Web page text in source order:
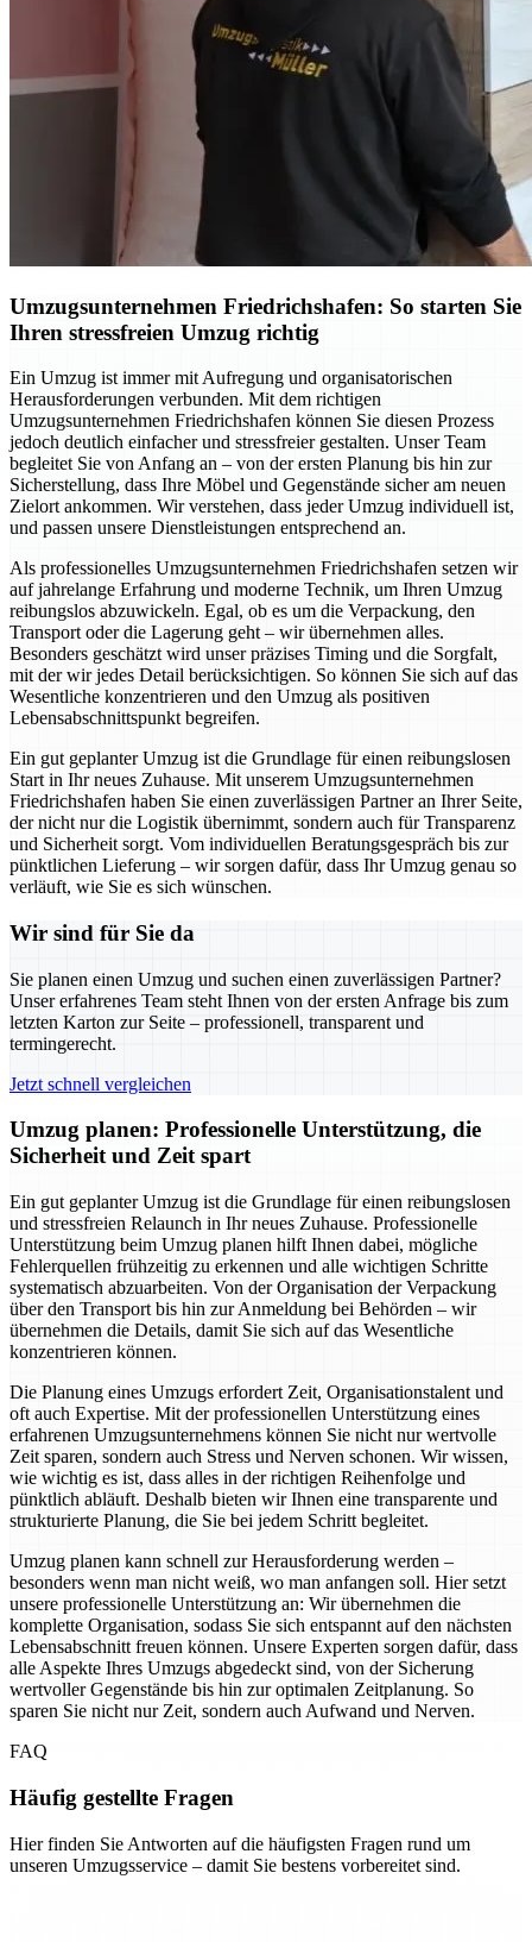
Umzugsunternehmen Friedrichshafen: So starten Sie
Ihren stressfreien Umzug richtig
Ein Umzug ist immer mit Aufregung und organisatorischen
Herausforderungen verbunden. Mit dem richtigen
Umzugsunternehmen Friedrichshafen können Sie diesen Prozess
jedoch deutlich einfacher und stressfreier gestalten. Unser Team
begleitet Sie von Anfang an – von der ersten Planung bis hin zur
Sicherstellung, dass Ihre Möbel und Gegenstände sicher am neuen
Zielort ankommen. Wir verstehen, dass jeder Umzug individuell ist,
und passen unsere Dienstleistungen entsprechend an.
Als professionelles Umzugsunternehmen Friedrichshafen setzen wir
auf jahrelange Erfahrung und moderne Technik, um Ihren Umzug
reibungslos abzuwickeln. Egal, ob es um die Verpackung, den
Transport oder die Lagerung geht – wir übernehmen alles.
Besonders geschätzt wird unser präzises Timing und die Sorgfalt,
mit der wir jedes Detail berücksichtigen. So können Sie sich auf das
Wesentliche konzentrieren und den Umzug als positiven
Lebensabschnittspunkt begreifen.
Ein gut geplanter Umzug ist die Grundlage für einen reibungslosen
Start in Ihr neues Zuhause. Mit unserem Umzugsunternehmen
Friedrichshafen haben Sie einen zuverlässigen Partner an Ihrer Seite,
der nicht nur die Logistik übernimmt, sondern auch für Transparenz
und Sicherheit sorgt. Vom individuellen Beratungsgespräch bis zur
pünktlichen Lieferung – wir sorgen dafür, dass Ihr Umzug genau so
verläuft, wie Sie es sich wünschen.
Wir sind für Sie da
Sie planen einen Umzug und suchen einen zuverlässigen Partner?
Unser erfahrenes Team steht Ihnen von der ersten Anfrage bis zum
letzten Karton zur Seite – professionell, transparent und
termingerecht.
Jetzt schnell vergleichen
Umzug planen: Professionelle Unterstützung, die
Sicherheit und Zeit spart
Ein gut geplanter Umzug ist die Grundlage für einen reibungslosen
und stressfreien Relaunch in Ihr neues Zuhause. Professionelle
Unterstützung beim Umzug planen hilft Ihnen dabei, mögliche
Fehlerquellen frühzeitig zu erkennen und alle wichtigen Schritte
systematisch abzuarbeiten. Von der Organisation der Verpackung
über den Transport bis hin zur Anmeldung bei Behörden – wir
übernehmen die Details, damit Sie sich auf das Wesentliche
konzentrieren können.
Die Planung eines Umzugs erfordert Zeit, Organisationstalent und
oft auch Expertise. Mit der professionellen Unterstützung eines
erfahrenen Umzugsunternehmens können Sie nicht nur wertvolle
Zeit sparen, sondern auch Stress und Nerven schonen. Wir wissen,
wie wichtig es ist, dass alles in der richtigen Reihenfolge und
pünktlich abläuft. Deshalb bieten wir Ihnen eine transparente und
strukturierte Planung, die Sie bei jedem Schritt begleitet.
Umzug planen kann schnell zur Herausforderung werden –
besonders wenn man nicht weiß, wo man anfangen soll. Hier setzt
unsere professionelle Unterstützung an: Wir übernehmen die
komplette Organisation, sodass Sie sich entspannt auf den nächsten
Lebensabschnitt freuen können. Unsere Experten sorgen dafür, dass
alle Aspekte Ihres Umzugs abgedeckt sind, von der Sicherung
wertvoller Gegenstände bis hin zur optimalen Zeitplanung. So
sparen Sie nicht nur Zeit, sondern auch Aufwand und Nerven.
FAQ
Häufig gestellte Fragen
Hier finden Sie Antworten auf die häufigsten Fragen rund um
unseren Umzugsservice – damit Sie bestens vorbereitet sind.